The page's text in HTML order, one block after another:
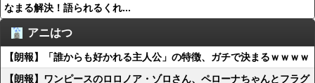
なまる解決！語られるくれ...
アニはつ
【朗報】「誰からも好かれる主人公」の特徴、ガチで決まるｗｗｗｗ
【朗報】ワンピースのロロノア・ゾロさん、ペローナちゃんとフラグ